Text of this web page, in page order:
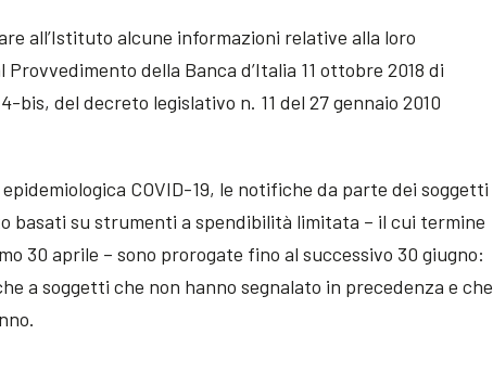
all’Istituto alcune informazioni relative alla loro
della Banca d’Italia 11 ottobre 2018 di
bis, del decreto legislativo n. 11 del 27 gennaio 2010
COVID-19, le notifiche da parte dei soggetti
basati su strumenti a spendibilità limitata – il cui termine
30 aprile – sono prorogate fino al successivo 30 giugno:
a soggetti che non hanno segnalato in precedenza e che